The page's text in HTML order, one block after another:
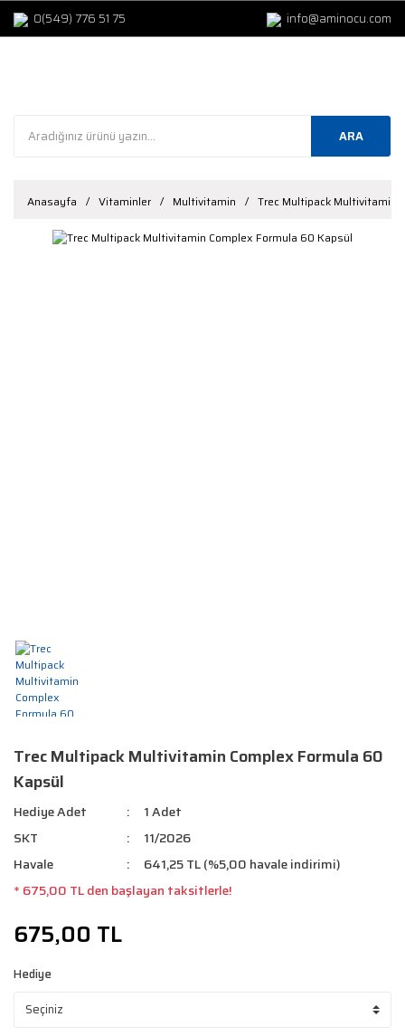
0(549) 776 51 75 info@aminocu.com
ARA
Anasayfa Vitaminler Multivitamin Trec Multipack Multivitamin
Trec Multipack Multivitamin Complex Formula 60
Kapsül
Hediye Adet
1 Adet
SKT
11/2026
Havale
641,25 TL (%5,00 havale indirimi)
* 675,00 TL den başlayan taksitlerle!
675,00 TL
Hediye